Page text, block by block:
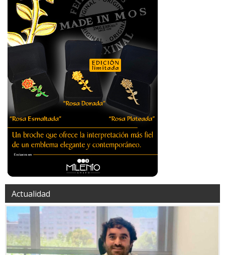
Actualidad